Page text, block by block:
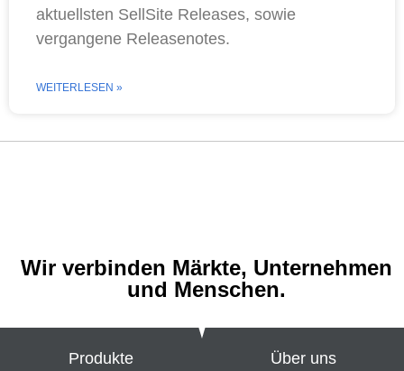
aktuellsten SellSite Releases, sowie
vergangene Releasenotes.
WEITERLESEN »
Wir verbinden Märkte, Unternehmen
und Menschen.
Produkte Über uns